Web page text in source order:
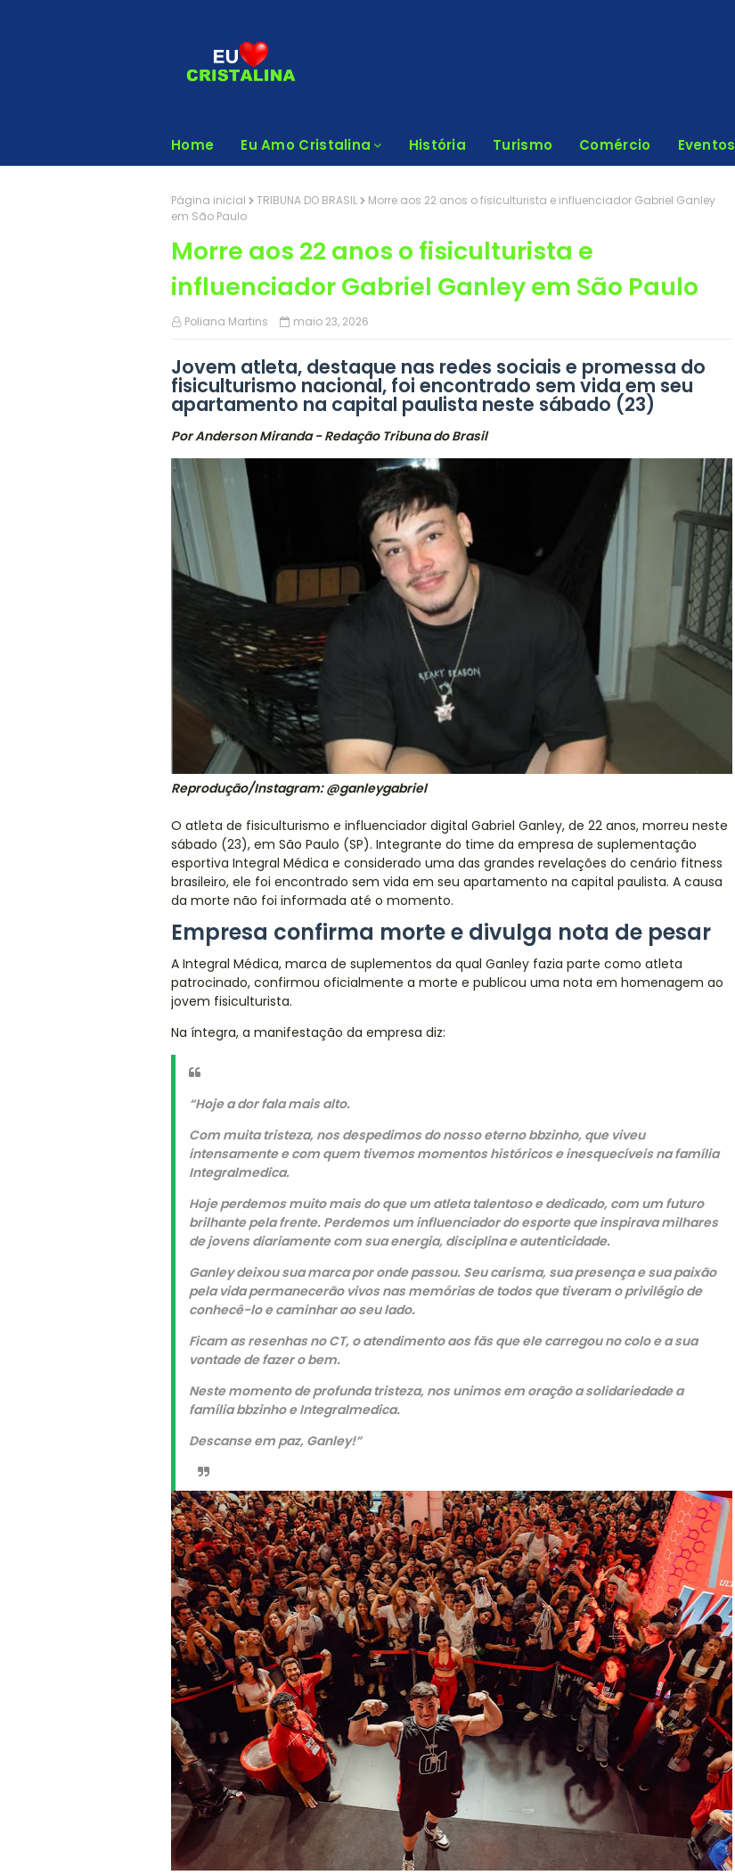
Home Eu Amo Cristalina História Turismo Comércio Eventos
Página inicial TRIBUNA DO BRASIL
Morre aos 22 anos o fisiculturista e influenciador Gabriel Ganley
em São Paulo
Morre aos 22 anos o fisiculturista e
influenciador Gabriel Ganley em São Paulo
Poliana Martins maio 23, 2026
Jovem atleta, destaque nas redes sociais e promessa do
fisiculturismo nacional, foi encontrado sem vida em seu
apartamento na capital paulista neste sábado (23)
Por Anderson Miranda - Redação Tribuna do Brasil
Reprodução/Instagram: @ganleygabriel
O atleta de fisiculturismo e influenciador digital Gabriel Ganley, de 22 anos, morreu neste
sábado (23), em São Paulo (SP). Integrante do time da empresa de suplementação
esportiva Integral Médica e considerado uma das grandes revelações do cenário fitness
brasileiro, ele foi encontrado sem vida em seu apartamento na capital paulista. A causa
da morte não foi informada até o momento.
Empresa confirma morte e divulga nota de pesar
A Integral Médica, marca de suplementos da qual Ganley fazia parte como atleta
patrocinado, confirmou oficialmente a morte e publicou uma nota em homenagem ao
jovem fisiculturista.
Na íntegra, a manifestação da empresa diz:
“Hoje a dor fala mais alto.
Com muita tristeza, nos despedimos do nosso eterno bbzinho, que viveu
intensamente e com quem tivemos momentos históricos e inesquecíveis na família
Integralmedica.
Hoje perdemos muito mais do que um atleta talentoso e dedicado, com um futuro
brilhante pela frente. Perdemos um influenciador do esporte que inspirava milhares
de jovens diariamente com sua energia, disciplina e autenticidade.
Ganley deixou sua marca por onde passou. Seu carisma, sua presença e sua paixão
pela vida permanecerão vivos nas memórias de todos que tiveram o privilégio de
conhecê-lo e caminhar ao seu lado.
Ficam as resenhas no CT, o atendimento aos fãs que ele carregou no colo e a sua
vontade de fazer o bem.
Neste momento de profunda tristeza, nos unimos em oração a solidariedade a
família bbzinho e Integralmedica.
Descanse em paz, Ganley!”